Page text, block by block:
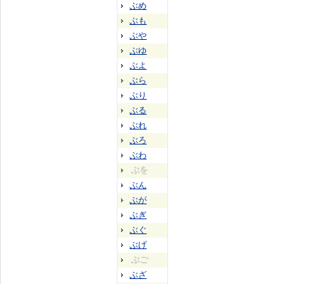
ぶめ
ぶも
ぶや
ぶゆ
ぶよ
ぶら
ぶり
ぶる
ぶれ
ぶろ
ぶわ
ぶを
ぶん
ぶが
ぶぎ
ぶぐ
ぶげ
ぶご
ぶざ